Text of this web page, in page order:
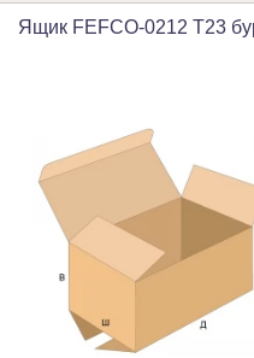
Ящик FEFCO-0212 Т23